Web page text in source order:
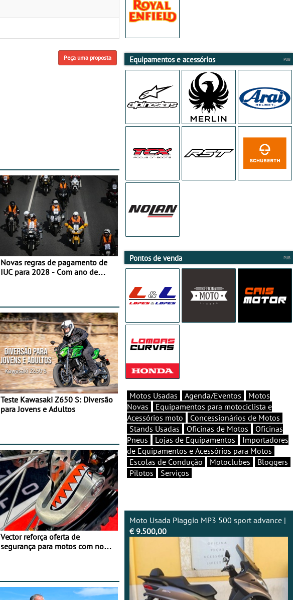
Peça uma proposta
Novas regras de pagamento de
IUC para 2028 - Com ano de
Teste Kawasaki Z650 S: Diversão
para Jovens e Adultos
Vector reforça oferta de
segurança para motos com nova
Equipamentos e acessórios
Pontos de venda
Motos Usadas Agenda/Eventos
Motos
Novas
Equipamentos para motociclista e
Acessórios moto
Concessionários de Motos
Stands Usadas
Oficinas de Motos
Oficinas
Pneus
Lojas de Equipamentos
Importadores
de Equipamentos e Acessórios para Motos
Escolas de Condução
Motoclubes
Bloggers
Pilotos
Serviços
Moto Usada Piaggio MP3 500 sport advance |
€ 9.500,00